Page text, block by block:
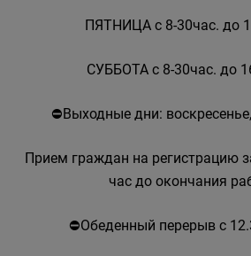
ПЯТНИЦА с 8-30час. до
СУББОТА с 8-30час. до
⛔Выходные дни:
Прием граждан на регистрацию
час до окончания
⛔Обеденный перерыв с